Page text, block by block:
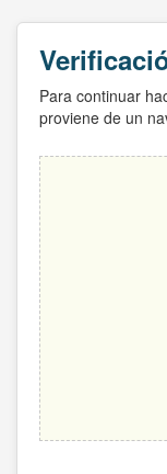
Para continuar
proviene de un